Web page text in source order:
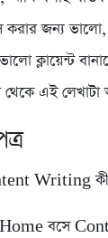
করার জন্য
ক্লায়েন্ট
থেকে এই
Writing কী?
বসে